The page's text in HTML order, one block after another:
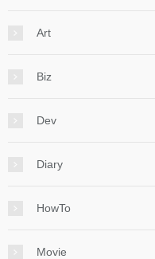
Art
Biz
Dev
Diary
HowTo
Movie